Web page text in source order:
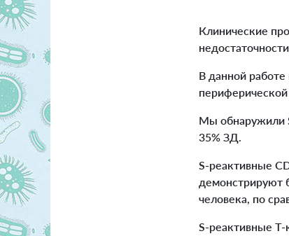
Клинические
В данной
Мы обнаружили
35% ЗД.
S-реактивные
демонстрируют
человека, по
S-реактивные